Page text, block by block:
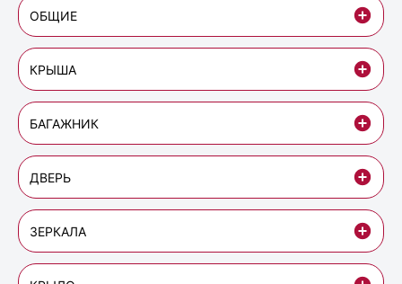
ОБЩИЕ
КРЫША
БАГАЖНИК
ДВЕРЬ
ЗЕРКАЛА